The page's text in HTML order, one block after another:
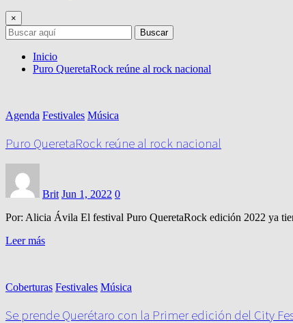
×
Buscar
Inicio
Puro QueretaRock reúne al rock nacional
Agenda Festivales Música
Puro QueretaRock reúne al rock nacional
Brit Jun 1, 2022 0
Por: Alicia Ávila El festival Puro QueretaRock edición 2022 ya
Leer más
Coberturas Festivales Música
Se prende Querétaro con la Primer edición del City